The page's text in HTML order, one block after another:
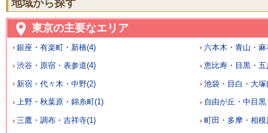
地域から探す
東京の主要なエリア
銀座・有楽町・新橋(4) 六本木・青山・
渋谷・原宿・表参道(4) 恵比寿・目黒・五
新宿・代々木・中野(2) 池袋・目白・大塚
上野・秋葉原・錦糸町(1) 自由が丘・中目
三鷹・調布・吉祥寺(1) 町田・多摩・相模